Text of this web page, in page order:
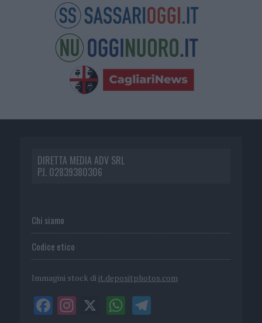
DIRETTA MEDIA ADV SRL
P.I. 02839380306
Chi siamo
Codice etico
Immagini stock di it.depositphotos.com